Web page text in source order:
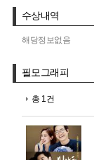
수상내역
해당정보없음
필모그래피
총 1건